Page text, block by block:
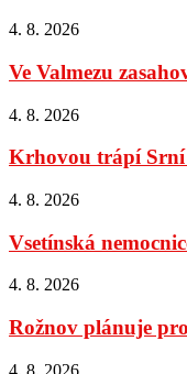
4. 8. 2026
Ve Valmezu
4. 8. 2026
Krhovou trápí Srní
4. 8. 2026
Vsetínská
4. 8. 2026
Rožnov plánuje
4. 8. 2026